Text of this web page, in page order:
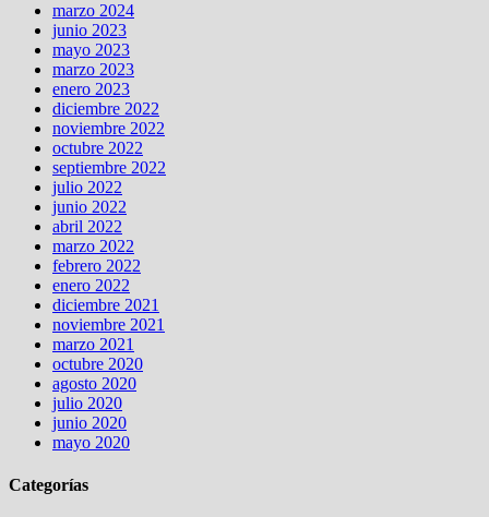
marzo 2024
junio 2023
mayo 2023
marzo 2023
enero 2023
diciembre 2022
noviembre 2022
octubre 2022
septiembre 2022
julio 2022
junio 2022
abril 2022
marzo 2022
febrero 2022
enero 2022
diciembre 2021
noviembre 2021
marzo 2021
octubre 2020
agosto 2020
julio 2020
junio 2020
mayo 2020
Categorías